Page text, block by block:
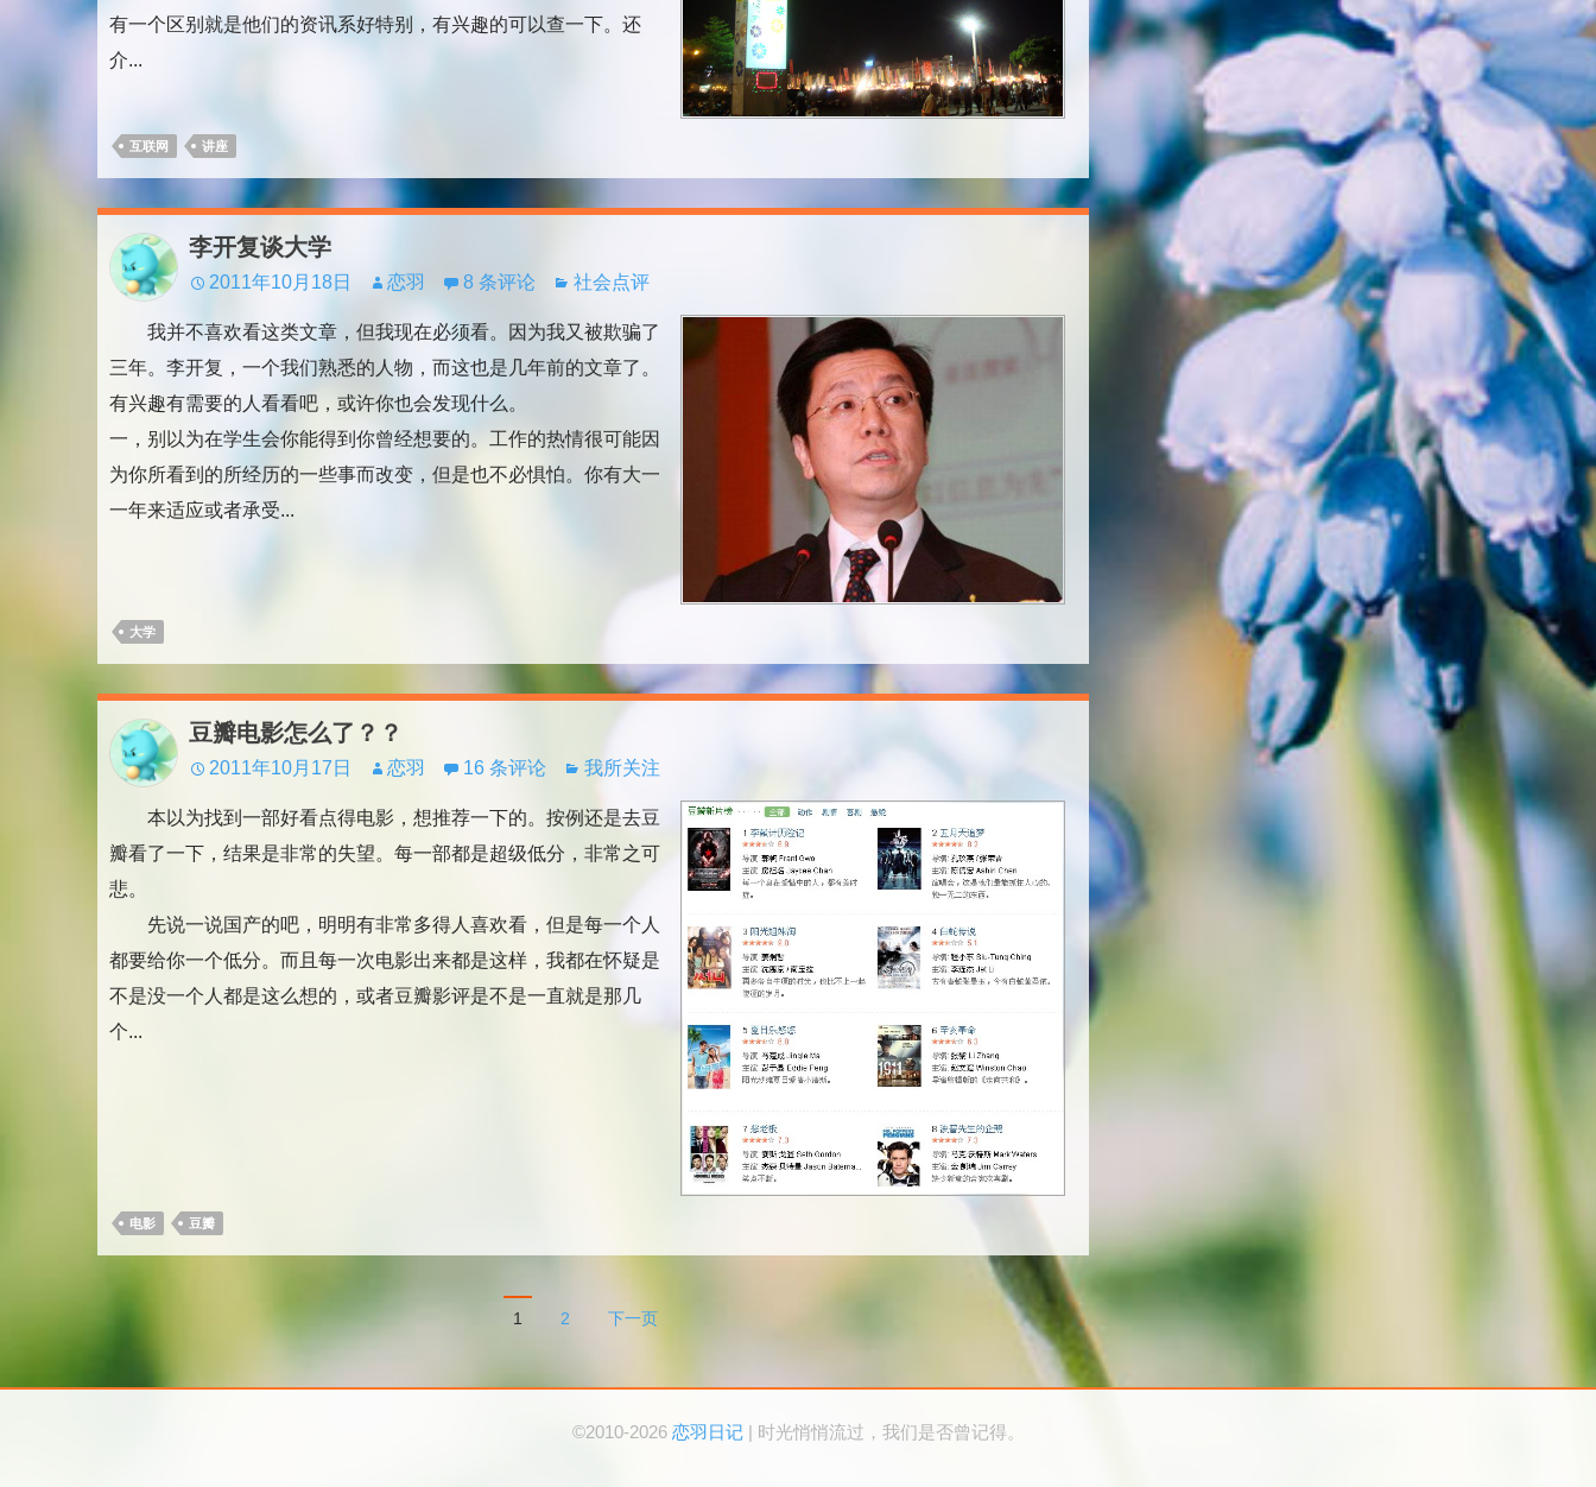
有一个区别就是他们的资讯系好特别，有兴趣的可以查一下。还
介...
互联网 讲座
李开复谈大学
2011年10月18日 恋羽 8 条评论 社会点评
我并不喜欢看这类文章，但我现在必须看。因为我又被欺骗了
三年。李开复，一个我们熟悉的人物，而这也是几年前的文章了。
有兴趣有需要的人看看吧，或许你也会发现什么。
一，别以为在学生会你能得到你曾经想要的。工作的热情很可能因
为你所看到的所经历的一些事而改变，但是也不必惧怕。你有大一
一年来适应或者承受...
大学
豆瓣电影怎么了？？
2011年10月17日 恋羽 16 条评论 我所关注
本以为找到一部好看点得电影，想推荐一下的。按例还是去豆
瓣看了一下，结果是非常的失望。每一部都是超级低分，非常之可
悲。
先说一说国产的吧，明明有非常多得人喜欢看，但是每一个人
都要给你一个低分。而且每一次电影出来都是这样，我都在怀疑是
不是没一个人都是这么想的，或者豆瓣影评是不是一直就是那几
个...
电影 豆瓣
文
分
1 2 下一页
©2010-2026 恋羽日记 | 时光悄悄流过，我们是否曾记得。